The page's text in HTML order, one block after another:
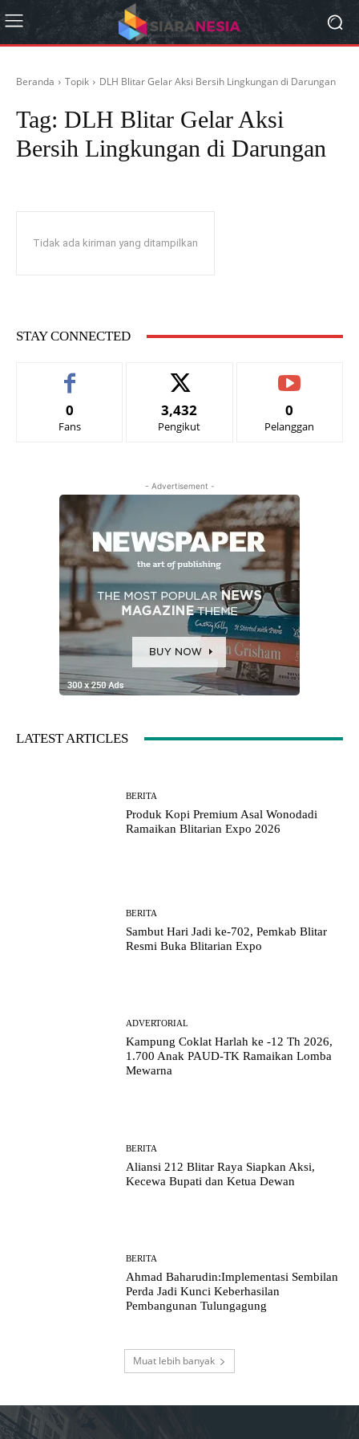
Beranda Topik DLH Blitar Gelar Aksi Bersih Lingkungan di Darungan
Tag: DLH Blitar Gelar Aksi
Bersih Lingkungan di Darungan
Tidak ada kiriman yang ditampilkan
STAY CONNECTED
0
Fans
3,432
Pengikut
0
Pelanggan
- Advertisement -
LATEST ARTICLES
BERITA
Produk Kopi Premium Asal Wonodadi
Ramaikan Blitarian Expo 2026
BERITA
Sambut Hari Jadi ke-702, Pemkab Blitar
Resmi Buka Blitarian Expo
ADVERTORIAL
Kampung Coklat Harlah ke -12 Th 2026,
1.700 Anak PAUD-TK Ramaikan Lomba
Mewarna
BERITA
Aliansi 212 Blitar Raya Siapkan Aksi,
Kecewa Bupati dan Ketua Dewan
BERITA
Ahmad Baharudin:Implementasi Sembilan
Perda Jadi Kunci Keberhasilan
Pembangunan Tulungagung
Muat lebih banyak